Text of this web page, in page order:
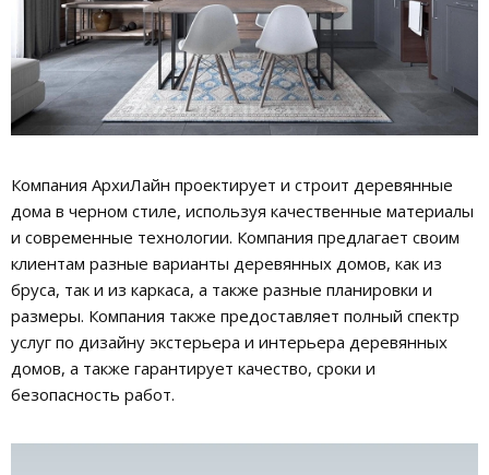
Компания АрхиЛайн проектирует и строит деревянные
дома в черном стиле, используя качественные материалы
и современные технологии. Компания предлагает своим
клиентам разные варианты деревянных домов, как из
бруса, так и из каркаса, а также разные планировки и
размеры. Компания также предоставляет полный спектр
услуг по дизайну экстерьера и интерьера деревянных
домов, а также гарантирует качество, сроки и
безопасность работ.